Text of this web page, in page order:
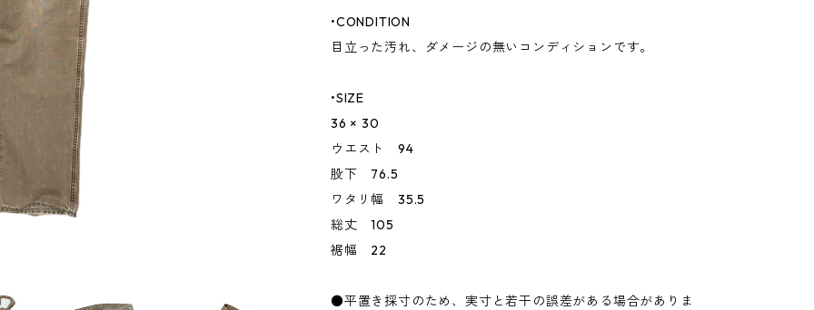
•CONDITION
目立った汚れ、ダメージの無いコンディションです。
•SIZE
36 × 30
ウエスト 94
股下 76.5
ワタリ幅 35.5
総丈 105
裾幅 22
●平置き採寸のため、実寸と若干の誤差がある場合がありま